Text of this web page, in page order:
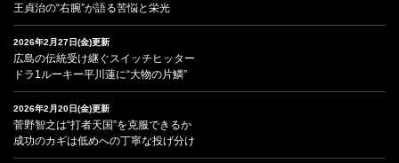
王貞治の“右腕”が語る苦悩と栄光
2026年2月27日(金)更新
広島の伝統受け継ぐスイッチヒッター
ドラ1ルーキー平川蓮に“大物の片鱗”
2026年2月20日(金)更新
菅野智之は“打者天国”を克服できるか
成功のカギは低めへの丁寧な投げ分け